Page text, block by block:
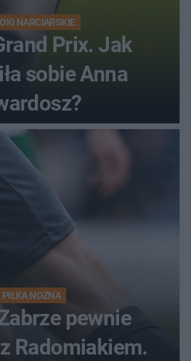
NARCIARSKIE
Prix. Jak
sobie Anna
PIŁKA NOŻNA
pewnie
Radomiakiem.